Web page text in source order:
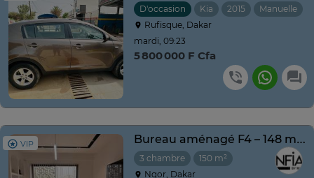
D'occasion Kia 2015
Manuelle
Rufisque, Dakar
mardi, 09:23
5 800 000 F Cfa
VIP Bureau aménagé F4 – 148 m² à louer à la Résidence SIKI
3 chambre
150 m²
Ngor, Dakar